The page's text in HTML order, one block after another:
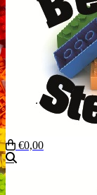
€0,00